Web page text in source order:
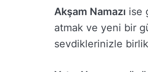
Akşam Namazı ise
atmak ve yeni bir
sevdiklerinizle